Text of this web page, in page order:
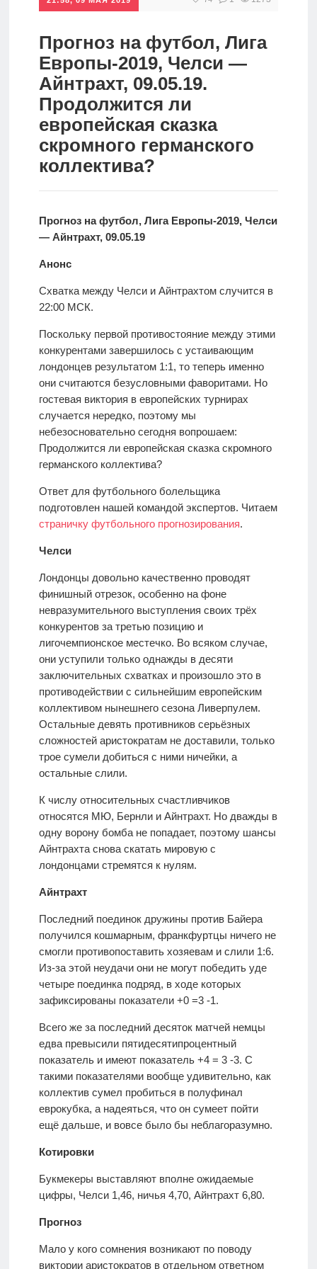
Новости
Стратегии
Школа
Мисс
Новости
Прогноз на футбол, Лига
Европы-2019, Челси —
Айнтрахт, 09.05.19.
Продолжится ли
европейская сказка
скромного германского
коллектива?
Прогноз на футбол, Лига Европы-2019, Челси
— Айнтрахт, 09.05.19
Анонс
Схватка между Челси и Айнтрахтом случится в
22:00 МСК.
Поскольку первой противостояние между этими
конкурентами завершилось с устаивающим
лондонцев результатом 1:1, то теперь именно
они считаются безусловными фаворитами. Но
гостевая виктория в европейских турнирах
случается нередко, поэтому мы
небезосновательно сегодня вопрошаем:
Продолжится ли европейская сказка скромного
германского коллектива?
Ответ для футбольного болельщика
подготовлен нашей командой экспертов. Читаем
страничку футбольного прогнозирования.
Челси
Лондонцы довольно качественно проводят
финишный отрезок, особенно на фоне
невразумительного выступления своих трёх
конкурентов за третью позицию и
лигочемпионское местечко. Во всяком случае,
они уступили только однажды в десяти
заключительных схватках и произошло это в
противодействии с сильнейшим европейским
коллективом нынешнего сезона Ливерпулем.
Остальные девять противников серьёзных
сложностей аристократам не доставили, только
трое сумели добиться с ними ничейки, а
остальные слили.
К числу относительных счастливчиков
относятся МЮ, Бернли и Айнтрахт. Но дважды в
одну ворону бомба не попадает, поэтому шансы
Айнтрахта снова скатать мировую с
лондонцами стремятся к нулям.
Айнтрахт
Последний поединок дружины против Байера
получился кошмарным, франкфуртцы ничего не
смогли противопоставить хозяевам и слили 1:6.
Из-за этой неудачи они не могут победить уде
четыре поединка подряд, в ходе которых
зафиксированы показатели +0 =3 -1.
Всего же за последний десяток матчей немцы
едва превысили пятидесятипроцентный
показатель и имеют показатель +4 = 3 -3. С
такими показателями вообще удивительно, как
коллектив сумел пробиться в полуфинал
еврокубка, а надеяться, что он сумеет пойти
ещё дальше, и вовсе было бы неблагоразумно.
Котировки
Букмекеры выставляют вполне ожидаемые
цифры, Челси 1,46, ничья 4,70, Айнтрахт 6,80.
Прогноз
Мало у кого сомнения возникают по поводу
виктории аристократов в отдельном ответном